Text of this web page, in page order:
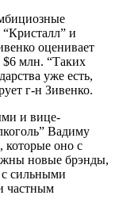
и
оценивает
$6 млн. “Таких
уже есть,
г-н Зивенко.
и вице-
Вадиму
которые оно с
новые брэнды,
с сильными
частным